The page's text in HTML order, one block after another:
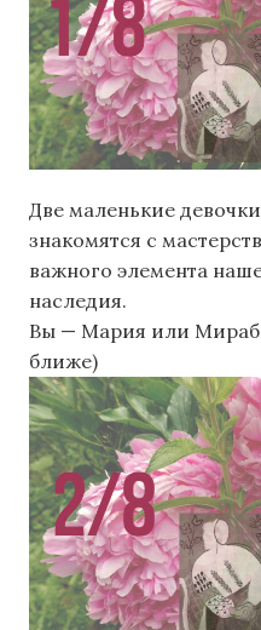
Две маленькие
знакомятся с
важного элемента
наследия.
Вы — Мария или
ближе)